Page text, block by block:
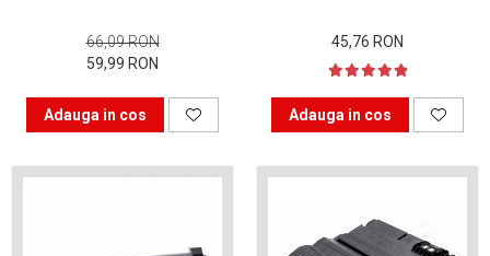
cartușului pentru
imprimantă
alegerea unei imprimante
compatibile?
pentru clasicul album foto?
66,09 RON
59,99 RON
Adauga in cos
45,76 RON
Adauga in cos